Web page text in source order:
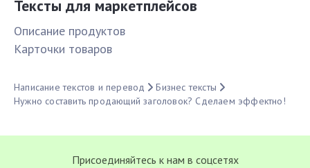
Тексты для маркетплейсов
Описание продуктов
Карточки товаров
Написание текстов и перевод
Бизнес тексты
Нужно составить продающий заголовок? Сделаем эффектно!
Присоединяйтесь к нам в соцсетях